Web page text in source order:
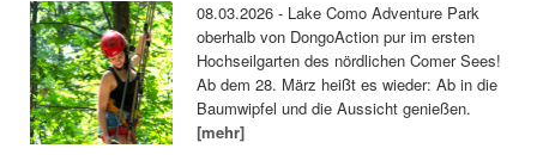
08.03.2026 - Lake Como Adventure Park
oberhalb von DongoAction pur im ersten
Hochseilgarten des nördlichen Comer Sees!
Ab dem 28. März heißt es wieder: Ab in die
Baumwipfel und die Aussicht genießen.
[mehr]